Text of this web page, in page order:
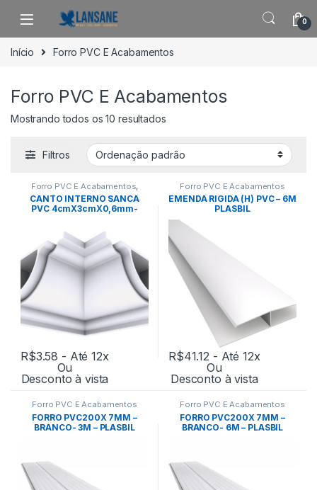
Saltar para navegação
Pular para o conteúdo
0
Início Forro PVC E Acabamentos
Forro PVC E Acabamentos
Mostrando todos os 10 resultados
Filtros
Forro PVC E Acabamentos
Outros
CANTO INTERNO SANCA
PVC 4cmX3cmX0,6mm-
R$3.58 - Até 12x
Ou
Desconto à vista
Forro PVC E Acabamentos
EMENDA RIGIDA (H) PVC – 6M
PLASBIL
R$41.12 - Até 12x
Ou
Desconto à vista
Forro PVC E Acabamentos
FORRO PVC200X 7MM –
BRANCO- 3M – PLASBIL
Forro PVC E Acabamentos
FORRO PVC200X 7MM –
BRANCO- 6M – PLASBIL